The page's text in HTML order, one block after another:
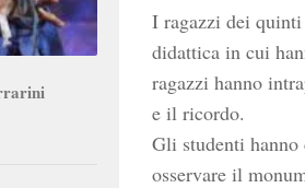
I ragazzi dei quinti
didattica in cui
ragazzi hanno
e il ricordo.
Gli studenti hanno
osservare il